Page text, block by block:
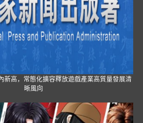
新高，常態化擴容釋放遊戲產業高質量發展清
晰風向